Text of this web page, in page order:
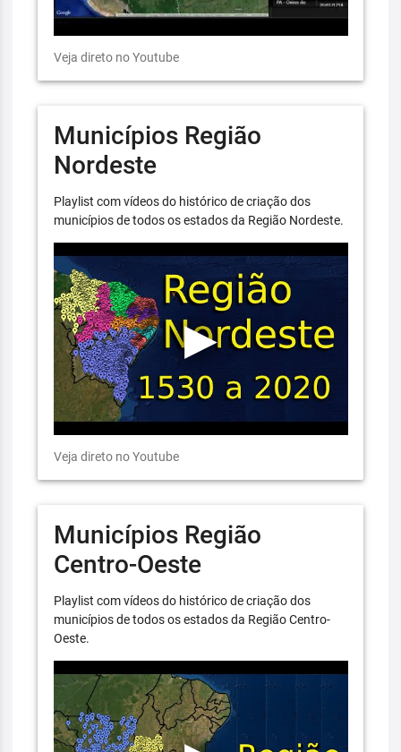
Veja direto no Youtube
Municípios Região
Nordeste
Playlist com vídeos do histórico de criação dos
municípios de todos os estados da Região Nordeste.
Veja direto no Youtube
Municípios Região
Centro-Oeste
Playlist com vídeos do histórico de criação dos
municípios de todos os estados da Região Centro-
Oeste.